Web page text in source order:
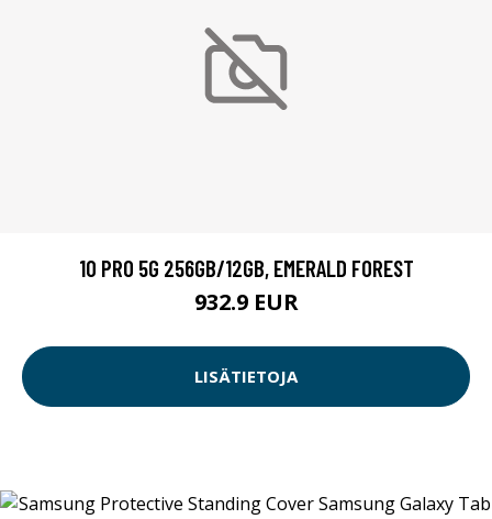
10 PRO 5G 256GB/12GB, EMERALD FOREST
932.9 EUR
LISÄTIETOJA